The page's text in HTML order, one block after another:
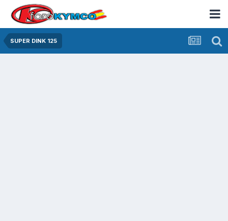
SUPER DINK 125